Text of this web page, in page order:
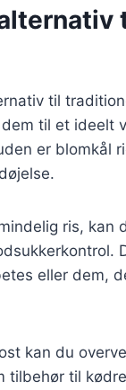
til
til et ideelt
er blomkål
ris, kan
eller dem,
kan du
til